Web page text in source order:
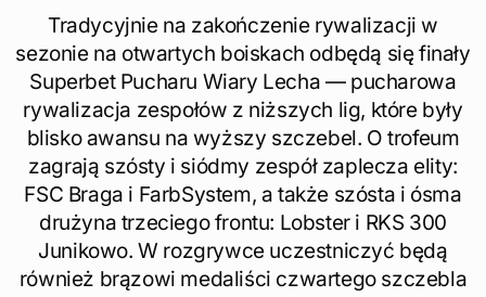
Tradycyjnie na zakończenie rywalizacji w
sezonie na otwartych boiskach odbędą się finały
Superbet Pucharu Wiary Lecha — pucharowa
rywalizacja zespołów z niższych lig, które były
blisko awansu na wyższy szczebel. O trofeum
zagrają szósty i siódmy zespół zaplecza elity:
FSC Braga i FarbSystem, a także szósta i ósma
drużyna trzeciego frontu: Lobster i RKS 300
Junikowo. W rozgrywce uczestniczyć będą
również brązowi medaliści czwartego szczebla